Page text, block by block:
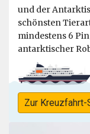
und der
schönsten
mindestens 6
antarktischer
Zur